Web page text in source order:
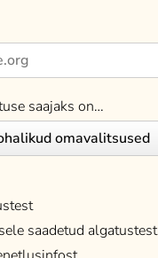
saajaks on…
saadetud algatustest